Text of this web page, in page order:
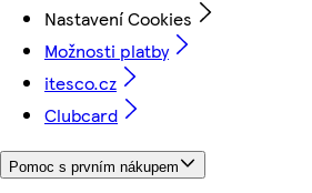
Nastavení Cookies
Možnosti platby
itesco.cz
Clubcard
Pomoc s prvním nákupem